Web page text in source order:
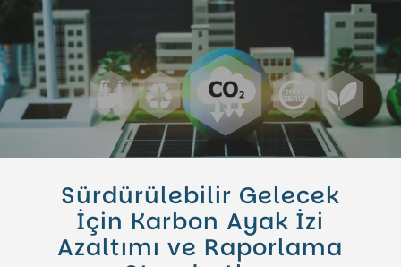
Hakkımızda
Kariyer
Blog
Sürdürülebilir Gelecek
İçin Karbon Ayak İzi
Azaltımı ve Raporlama